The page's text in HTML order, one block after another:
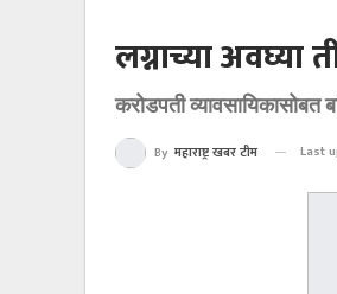
लग्नाच्या अवघ्या
करोडपती व्यावसायिकासोबत
By महाराष्ट्र खबर टीम Last